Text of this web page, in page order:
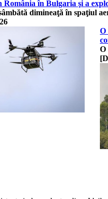
în Bulgaria şi a
dimineaţă în spaţiul
O
O